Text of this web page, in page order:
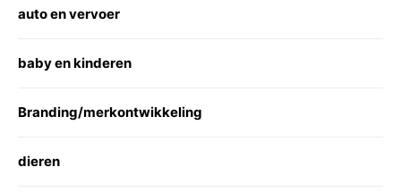
auto en vervoer
baby en kinderen
Branding/merkontwikkeling
dieren